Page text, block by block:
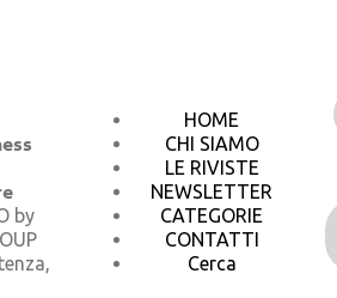
by
HOME
CHI SIAMO
LE RIVISTE
NEWSLETTER
CATEGORIE
CONTATTI
Cerca